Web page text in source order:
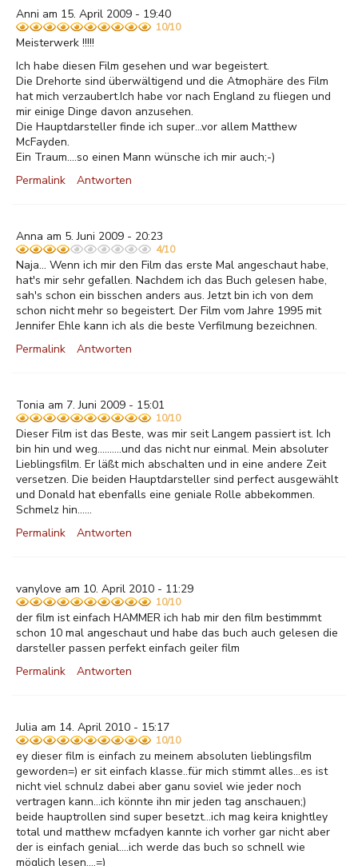
Anni am 15. April 2009 - 19:40
10/10
Meisterwerk !!!!!
Ich habe diesen Film gesehen und war begeistert.
Die Drehorte sind überwältigend und die Atmophäre des Film
hat mich verzaubert.Ich habe vor nach England zu fliegen und
mir einige Dinge davon anzusehen.
Die Hauptdarsteller finde ich super...vor allem Matthew
McFayden.
Ein Traum....so einen Mann wünsche ich mir auch;-)
Permalink
Antworten
Anna am 5. Juni 2009 - 20:23
4/10
Naja... Wenn ich mir den Film das erste Mal angeschaut habe,
hat's mir sehr gefallen. Nachdem ich das Buch gelesen habe,
sah's schon ein bisschen anders aus. Jetzt bin ich von dem
schon nicht mehr so begeistert. Der Film vom Jahre 1995 mit
Jennifer Ehle kann ich als die beste Verfilmung bezeichnen.
Permalink
Antworten
Tonia am 7. Juni 2009 - 15:01
10/10
Dieser Film ist das Beste, was mir seit Langem passiert ist. Ich
bin hin und weg..........und das nicht nur einmal. Mein absoluter
Lieblingsfilm. Er läßt mich abschalten und in eine andere Zeit
versetzen. Die beiden Hauptdarsteller sind perfect ausgewählt
und Donald hat ebenfalls eine geniale Rolle abbekommen.
Schmelz hin......
Permalink
Antworten
vanylove am 10. April 2010 - 11:29
10/10
der film ist einfach HAMMER ich hab mir den film bestimmmt
schon 10 mal angeschaut und habe das buch auch gelesen die
darsteller passen perfekt einfach geiler film
Permalink
Antworten
Julia am 14. April 2010 - 15:17
10/10
ey dieser film is einfach zu meinem absoluten lieblingsfilm
geworden=) er sit einfach klasse..für mich stimmt alles...es ist
nicht viel schnulz dabei aber ganu soviel wie jeder noch
vertragen kann...ich könnte ihn mir jeden tag anschauen;)
beide hauptrollen sind super besetzt...ich mag keira knightley
total und matthew mcfadyen kannte ich vorher gar nicht aber
der is einfach genial....ich werde das buch so schnell wie
möglich lesen....=)